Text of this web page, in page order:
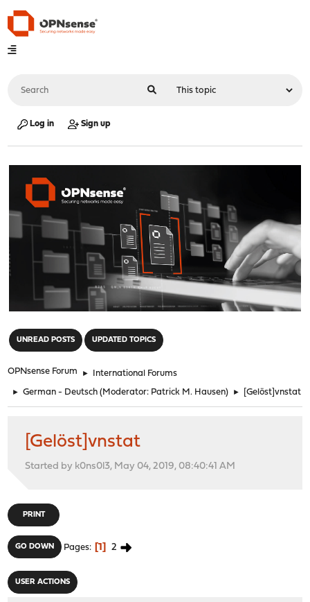
Log in Sign up
UNREAD POSTS UPDATED TOPICS
OPNsense Forum ► International Forums
► German - Deutsch (Moderator: Patrick M. Hausen) ► [Gelöst]vnstat
[Gelöst]vnstat
Started by k0ns0l3, May 04, 2019, 08:40:41 AM
PRINT
GO DOWN Pages 1 2
USER ACTIONS